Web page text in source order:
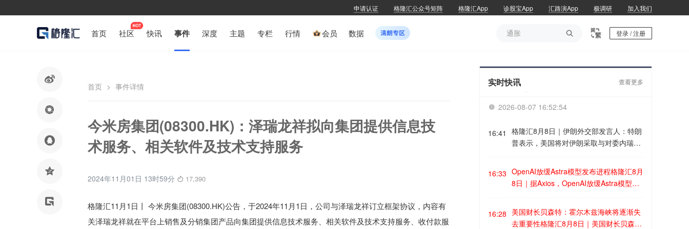
申请认证 格隆汇公众号矩阵 格隆汇App 诊股宝App 汇路演App 极调研 加入我们
首页 社区 快讯 事件 深度 主题 专栏 行情 会员 数据 
通胀
登录 / 注册





首页 > 事件详情
今米房集团(08300.HK)：泽瑞龙祥拟向集团提供信息技
术服务、相关软件及技术支持服务
2024年11月01日 13时59分 17,390
格隆汇11月1日丨今米房集团(08300.HK)公告，于2024年11月1日，公司与泽瑞龙祥订立框架协议，内容有
关泽瑞龙祥就在平台上销售及分销集团产品向集团提供信息技术服务、相关软件及技术支持服务、收付款服
实时快讯 查看更多
 2026-08-07 16:52:54
16:41
格隆汇8月8日｜伊朗外交部发言人：特朗
普表示，美国将对伊朗采取与对委内瑞拉
问题：在宣称获得“战争战利品”之前，必
须先赢得战争，而不是陷入僵局、未能实
现其宣称的（恶意）目标、武器储备逐渐
16:33 OpenAI放缓Astra模型发布进程格隆汇8月
8日｜据Axios，OpenAI放缓Astra模型发
模型之一Astra进行内部评估后，“我们无
法排除其具备关键性网络能力”。在发布A
16:28 美国财长贝森特：霍尔木兹海峡将逐渐失
去重要性格隆汇8月8日｜美国财长贝森特